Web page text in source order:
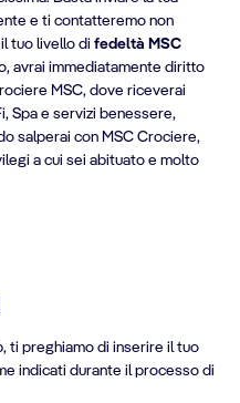
e ti contatteremo non
tuo livello di fedeltà MSC
avrai immediatamente diritto
MSC, dove riceverai
Spa e servizi benessere,
salperai con MSC Crociere,
a cui sei abituato e molto
ti preghiamo di inserire il tuo
indicati durante il processo di